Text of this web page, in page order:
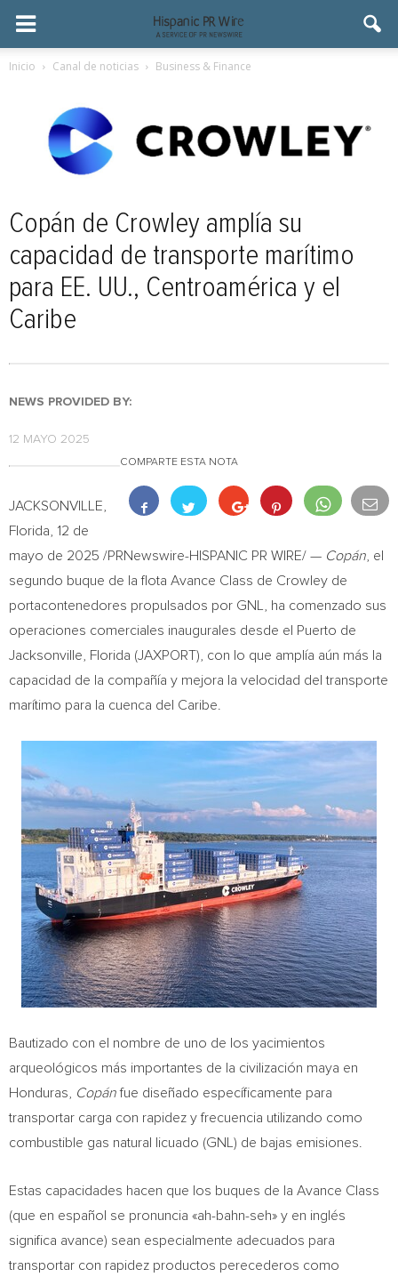
Inicio Canal de noticias Business & Finance
Copán de Crowley amplía su
capacidad de transporte marítimo
para EE. UU., Centroamérica y el
Caribe
NEWS PROVIDED BY:
12 MAYO 2025
COMPARTE ESTA NOTA
JACKSONVILLE,
Florida
12 de
mayo de 2025 /PRNewswire-HISPANIC PR WIRE/ — Copán , el
segundo buque de la flota Avance Class de Crowley de
portacontenedores propulsados por GNL, ha comenzado sus
operaciones comerciales inaugurales desde el Puerto de
Jacksonville, Florida (JAXPORT), con lo que amplía aún más la
capacidad de la compañía y mejora la velocidad del transporte
marítimo para la cuenca del Caribe.
Bautizado con el nombre de uno de los yacimientos
arqueológicos más importantes de la civilización maya en
Honduras,
Copánfue diseñado específicamente para
transportar carga con rapidez y frecuencia utilizando como
combustible gas natural licuado (GNL) de bajas emisiones.
Estas capacidades hacen que los buques de la Avance Class
(que en español se pronuncia «ah-bahn-seh» y en inglés
significa avance) sean especialmente adecuados para
transportar con rapidez productos perecederos como